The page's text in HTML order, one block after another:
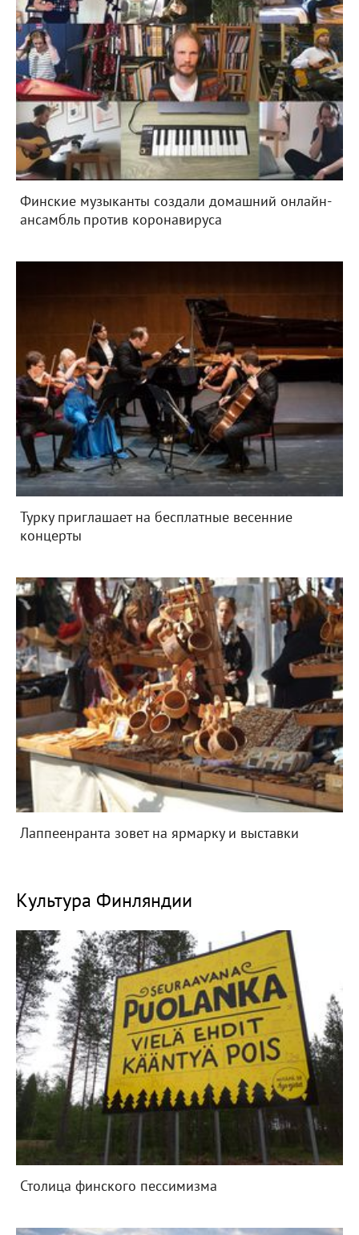
Финские музыканты создали домашний онлайн-
ансамбль против коронавируса
Турку приглашает на бесплатные весенние
концерты
Лаппеенранта зовет на ярмарку и выставки
Культура Финляндии
Столица финского пессимизма